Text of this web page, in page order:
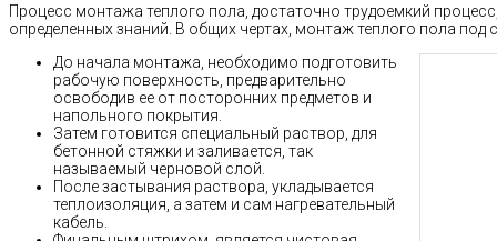
Процесс монтажа теплого пола, достаточно трудоемкий
определенных знаний. В общих чертах, монтаж теплого пола
До начала монтажа, необходимо подготовить
рабочую поверхность, предварительно
освободив ее от посторонних предметов и
напольного покрытия.
Затем готовится специальный раствор, для
бетонной стяжки и заливается, так
называемый черновой слой.
После застывания раствора, укладывается
теплоизоляция, а затем и сам нагревательный
кабель.